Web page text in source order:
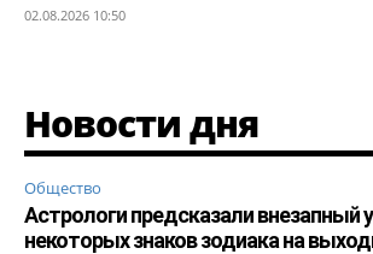
02.08.2026 10:50
Новости дня
Общество
Астрологи предсказали внезапный
некоторых знаков зодиака на